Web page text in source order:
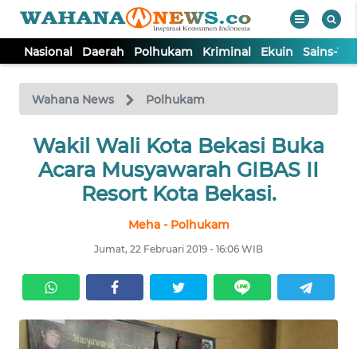
Nasional Daerah Polhukam Kriminal Ekuin Sains-
Wahana News Polhukam
Wakil Wali Kota Bekasi Buka
Acara Musyawarah GIBAS II
Resort Kota Bekasi.
Meha - Polhukam
Jumat, 22 Februari 2019 - 16:06 WIB
TV
Tutup
NASIONAL
KRIMINAL
EKUIN